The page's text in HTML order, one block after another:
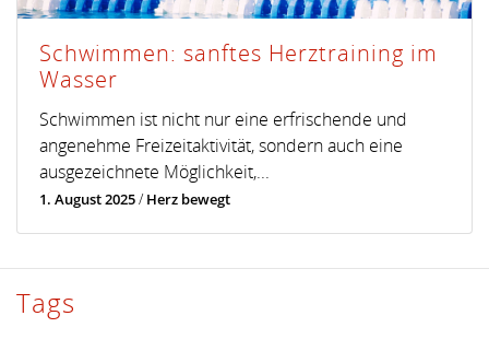
Schwimmen: sanftes Herztraining im
Wasser
Schwimmen ist nicht nur eine erfrischende und
angenehme Freizeitaktivität, sondern auch eine
ausgezeichnete Möglichkeit,...
1. August 2025/Herz bewegt
Tags